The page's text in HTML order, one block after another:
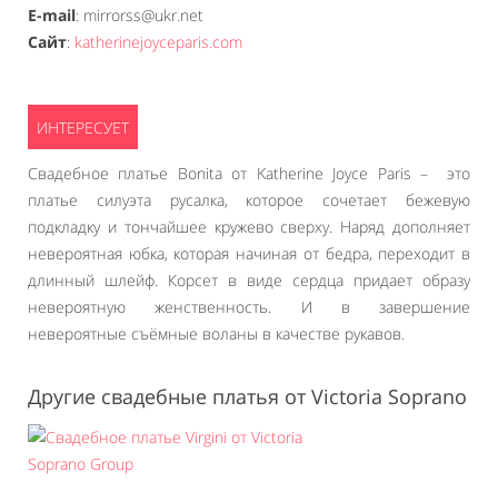
E-mail: mirrorss@ukr.net
Сайт: katherinejoyceparis.com
Свадебное платье Bonita от Katherine Joyce Paris – это
платье силуэта русалка, которое сочетает бежевую
подкладку и тончайшее кружево сверху. Наряд дополняет
невероятная юбка, которая начиная от бедра, переходит в
длинный шлейф. Корсет в виде сердца придает образу
невероятную женственность. И в завершение
невероятные съёмные воланы в качестве рукавов.
Другие свадебные платья от Victoria Soprano